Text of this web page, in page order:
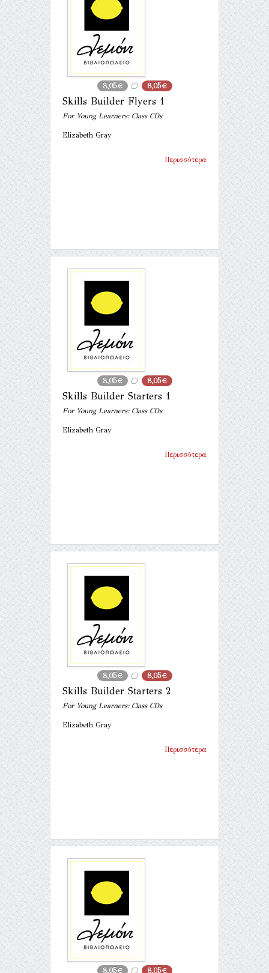
8,05€ 8,05€
Skills Builder Flyers 1
For Young Learners: Class CDs
Elizabeth Gray
Περισσότερα
8,05€ 8,05€
Skills Builder Starters 1
For Young Learners: Class CDs
Elizabeth Gray
Περισσότερα
8,05€ 8,05€
Skills Builder Starters 2
For Young Learners: Class CDs
Elizabeth Gray
Περισσότερα
8,05€ 8,05€